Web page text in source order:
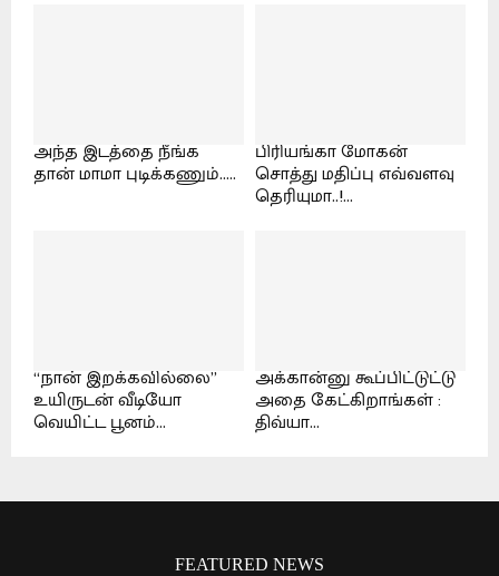
அந்த இடத்தை நீங்க
தான் மாமா புடிக்கணும்.....
பிரியங்கா மோகன்
சொத்து மதிப்பு எவ்வளவு
தெரியுமா..!...
“நான் இறக்கவில்லை”
உயிருடன் வீடியோ
வெயிட்ட பூனம்...
அக்கான்னு கூப்பிட்டுட்டு
அதை கேட்கிறாங்கள் :
திவ்யா...
FEATURED NEWS